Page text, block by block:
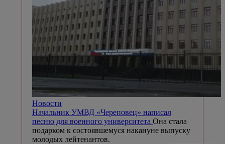
Новости
Начальник УМВД «Череповец» написал
песню для военного университета Она стала
подарком к состоявшемуся накануне выпуску
молодых лейтенантов.